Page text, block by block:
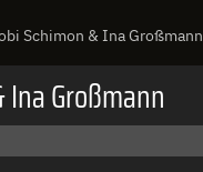
Schimon & Ina Großmann
Großmann